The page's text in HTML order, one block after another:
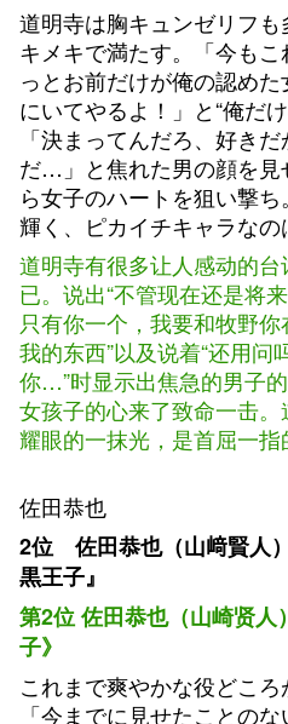
道明寺は胸キュンゼリフ
キメキで満たす。「今も
っとお前だけが俺の認め
にいてやるよ！」と“俺だ
「決まってんだろ、好き
だ…」と焦れた男の顔を見
ら女子のハートを狙い撃
輝く、ピカイチキャラなの
道明寺有很多让人感动的
已。说出“不管现在还是将
只有你一个，我要和牧野
我的东西”以及说着“还用问
你…”时显示出焦急的男子
女孩子的心来了致命一击
耀眼的一抹光，是首屈一指
佐田恭也
2位 佐田恭也（山﨑賢人
黒王子』
第2位 佐田恭也（山崎贤人
子》
これまで爽やかな役どころ
「今までに見せたことの